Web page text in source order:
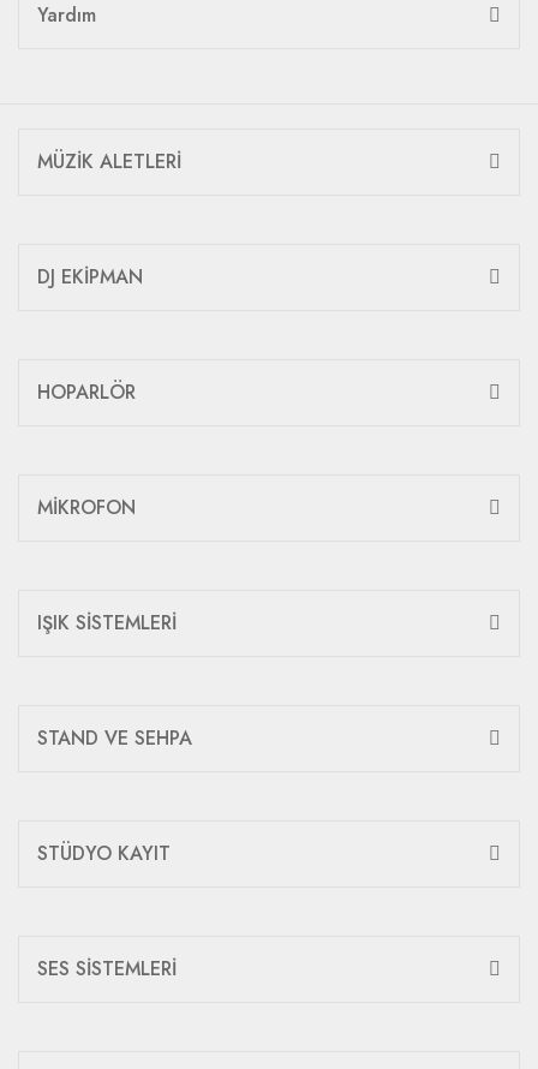
Yardım
MÜZİK ALETLERİ
DJ EKİPMAN
HOPARLÖR
MİKROFON
IŞIK SİSTEMLERİ
STAND VE SEHPA
STÜDYO KAYIT
SES SİSTEMLERİ